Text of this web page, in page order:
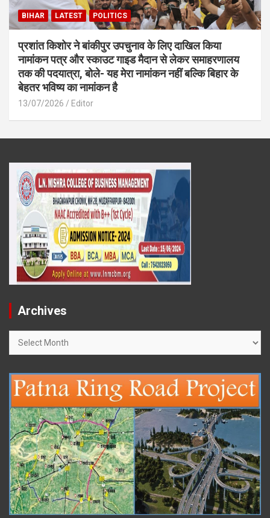
BIHAR LATEST POLITICS
प्रशांत किशोर ने बांकीपुर उपचुनाव के लिए दाखिल किया
नामांकन पत्र और स्काउट गाइड मैदान से लेकर समाहरणालय
तक की पदयात्रा, बोले- यह मेरा नामांकन नहीं बल्कि बिहार के
बेहतर भविष्य का नामांकन है
13/07/2026 Editor
Archives